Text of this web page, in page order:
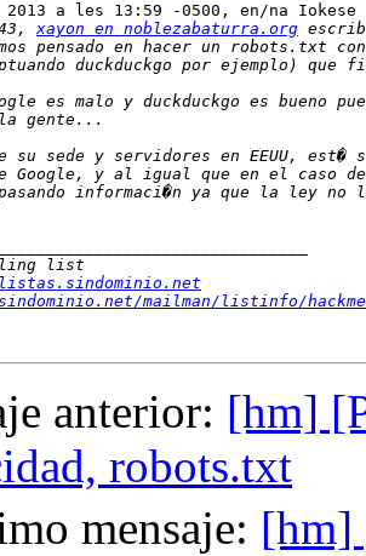
a les 13:59 -0500, en/na
xayon en noblezabaturra.org
listas.sindominio.net
mailman/listinfo/
anterior: [hm]
robots.txt
mensaje: [hm]